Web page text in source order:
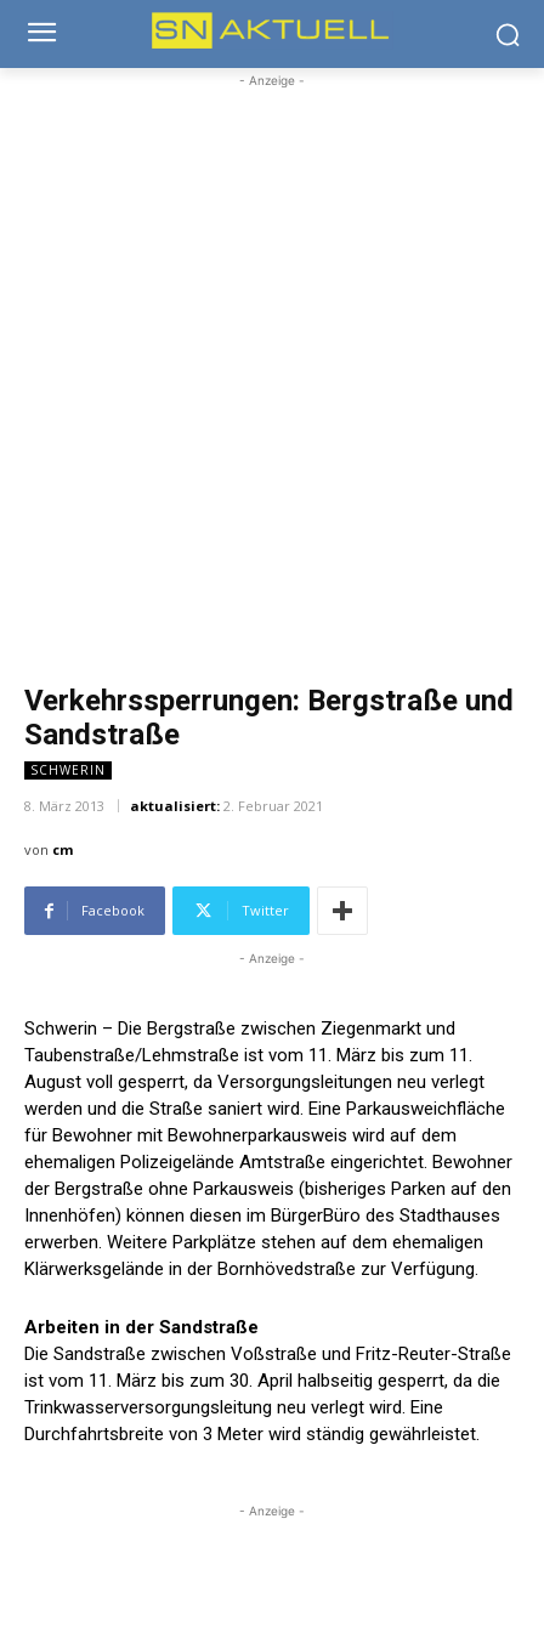
- Anzeige -
Verkehrssperrungen: Bergstraße und
Sandstraße
SCHWERIN
8. März 2013 aktualisiert: 2. Februar 2021
von cm
Facebook Twitter
- Anzeige -
Schwerin – Die Bergstraße zwischen Ziegenmarkt und
Taubenstraße/Lehmstraße ist vom 11. März bis zum 11.
August voll gesperrt, da Versorgungsleitungen neu verlegt
werden und die Straße saniert wird. Eine Parkausweichfläche
für Bewohner mit Bewohnerparkausweis wird auf dem
ehemaligen Polizeigelände Amtstraße eingerichtet. Bewohner
der Bergstraße ohne Parkausweis (bisheriges Parken auf den
Innenhöfen) können diesen im BürgerBüro des Stadthauses
erwerben. Weitere Parkplätze stehen auf dem ehemaligen
Klärwerksgelände in der Bornhövedstraße zur Verfügung.
Arbeiten in der Sandstraße
Die Sandstraße zwischen Voßstraße und Fritz-Reuter-Straße
ist vom 11. März bis zum 30. April halbseitig gesperrt, da die
Trinkwasserversorgungsleitung neu verlegt wird. Eine
Durchfahrtsbreite von 3 Meter wird ständig gewährleistet.
- Anzeige -